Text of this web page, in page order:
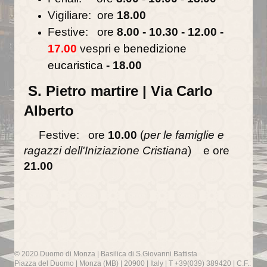
La torre campanaria
Gli Alabardieri
Arte e collezioni
La Corona Ferrea
I grandi Cicli Decorativi
Il Museo e il Tesoro
Vigiliare: ore 18.00
Festive: ore 8.00 - 10.30 - 12.00 -
17.00 vespri e benedizione
eucaristica - 18.00
S. Pietro martire | Via Carlo
Alberto
Festive: ore 10.00 (per le famiglie e
ragazzi dell'Iniziazione Cristiana)
e ore
21.00
© 2020 Duomo di Monza | Basilica di S.Giovanni Battista
Piazza del Duomo | Monza (MB) | 20900 | Italy | T +39(039) 389420 | C.F.: